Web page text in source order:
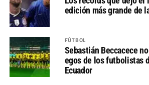
edición más grande de
FÚTBOL
Sebastián Beccacece
egos de los futbolistas
Ecuador